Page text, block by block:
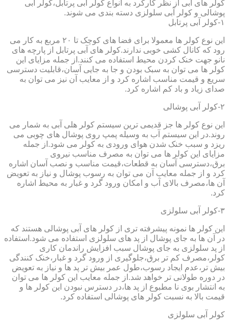
کولر های آبی از نظر کارکرد به انواع کولر آبی پرتابل،کولر آبی
پوشالی و کولر آبی سلولزی دسته بندی می شوند.
۱-کولر آبی پرتابل
این نوع کولر ها معمولا برای فضا های کوچک تا ۲۰ مربع به کار می
رود که کانال کشی خوبی ندارند.کولر های آبی پرتابل از پارچه های
نانو جهت خنک کردن محیط استفاده می کنند.از جمله مزایای این
کولر ها می توان به سبک بودن و جا به جایی آسان،قابلیت دسترسی
سریع و قیمت مناسب اشاره کرد و از معایب آن نیز می توان به
صدای زیاد و باد کم اشاره کرد.
۲-کولر آبی پوشالی
این نوع کولر ها جز قدیمی ترین سیستم کولر هلی آبی به شمار می
روند.در این سیستم آب به وسیله پمپ روی پوشال های چوبی می
ریزد و سبب خنک شدن هوای ورودی به کولر می شود.از جمله
مزایای این کولر ها می توان به مصرف مناسب نیروی
برق،دسترسی آسان به قطعات،قیمت مناسب و نصب آسان اشاره
کرد و از جمله معایب آن می توان به رسوب پوشال و نیاز به تعویض
آن ها،مصرف بالای آب و امکان ورود گرد و غبار به محیط اشاره
کرد.
۳-کولر آبی سلولزی
این کولر ها نمونه پیشرفته تری از کولر های آبی پوشالی هستند که
در آن ها به جای پوشال از پد های سلولزی استفاده می شود.استفاده
از پد سلولزی به جای پوشال سبب افزایش راندمان کاری
کولر،مصرف کم تر برق،جلوگیری از ورود گرد و غبار،خنک کنندگی
بیش تر،عدم ایجاد رسوب،طول عمر بیش تر پد ها و نیاز به تعویض
در دوره طولانی تر خواهد شد.از جمله معایب این کولر ها می توان
به انتشار بوی نا مطبوع از پد ها،در دسترس نبودن این کولر ها و
قیمت بالا به نسبت کولر های پوشالی استفاده کرد.
کولر آبی سلولزی